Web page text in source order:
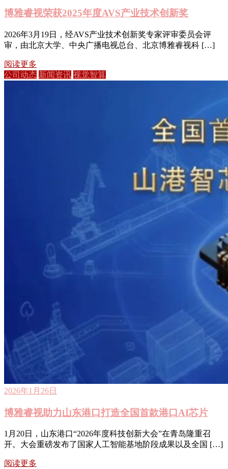
博雅睿视荣获2025年度AVS产业技术创新奖
2026年3月19日，经AVS产业技术创新奖专家评审委员会评
审，由北京大学、中央广播电视总台、‌北京博雅睿视科 […]
阅读更多
公司动态 新闻资讯 视觉智算
2026年1月26日
博雅睿视助力山东港口打造全国首款港口AI芯片
1月20日，山东港口“2026年度科技创新大会”在青岛隆重召
开。大会重磅发布了国家人工智能基地阶段成果以及全国 […]
阅读更多